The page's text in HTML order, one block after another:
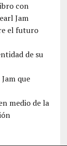
con
Jam
el futuro
de su
que
medio de la